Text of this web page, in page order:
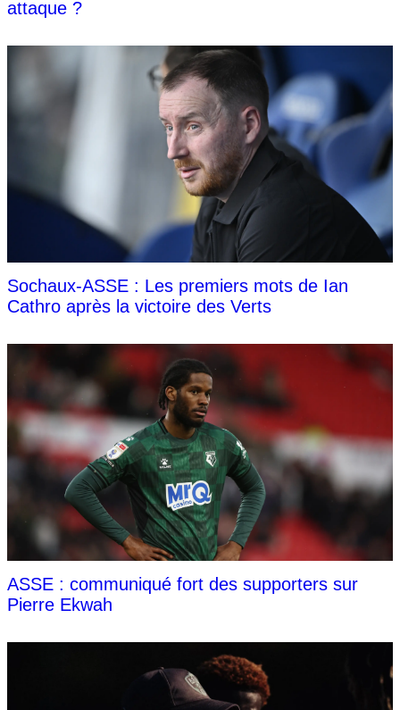
attaque ?
Sochaux-ASSE : Les premiers mots de Ian
Cathro après la victoire des Verts
ASSE : communiqué fort des supporters sur
Pierre Ekwah